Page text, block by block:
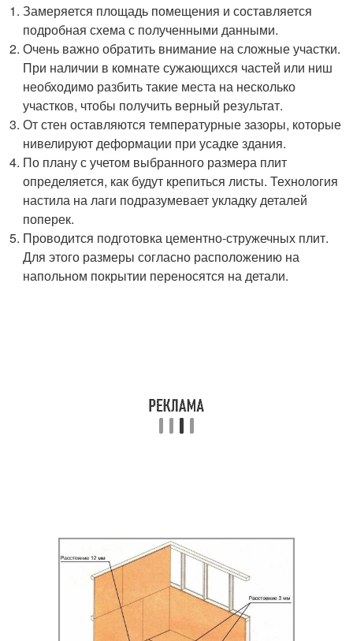
Замеряется площадь помещения и составляется
подробная схема с полученными данными.
Очень важно обратить внимание на сложные участки.
При наличии в комнате сужающихся частей или ниш
необходимо разбить такие места на несколько
участков, чтобы получить верный результат.
От стен оставляются температурные зазоры, которые
нивелируют деформации при усадке здания.
По плану с учетом выбранного размера плит
определяется, как будут крепиться листы. Технология
настила на лаги подразумевает укладку деталей
поперек.
Проводится подготовка цементно-стружечных плит.
Для этого размеры согласно расположению на
напольном покрытии переносятся на детали.